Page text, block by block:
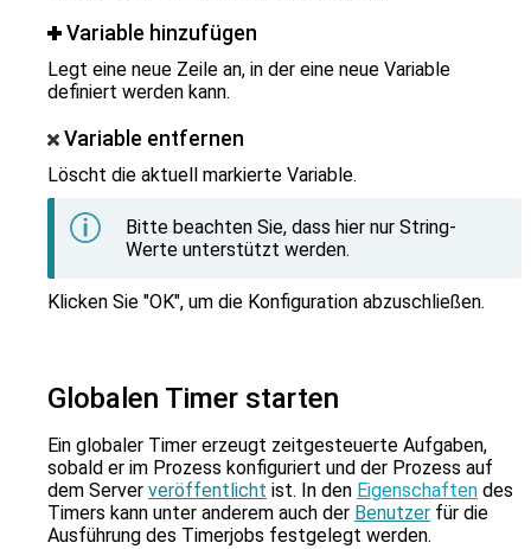
Variable hinzufügen
Legt eine neue Zeile an, in der eine neue Variable
definiert werden kann.
Variable entfernen
Löscht die aktuell markierte Variable.
Bitte beachten Sie, dass hier nur String-
Werte unterstützt werden.
Klicken Sie "OK", um die Konfiguration abzuschließen.
Globalen Timer starten
Ein globaler Timer erzeugt zeitgesteuerte Aufgaben,
sobald er im Prozess konfiguriert und der Prozess auf
dem Server veröffentlicht ist. In den Eigenschaften des
Timers kann unter anderem auch der Benutzer für die
Ausführung des Timerjobs festgelegt werden.